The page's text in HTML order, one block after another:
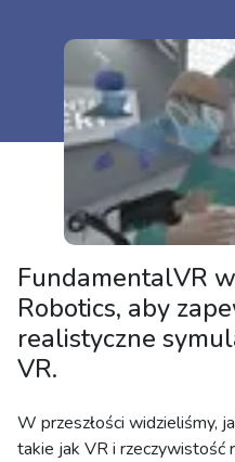
FundamentalVR
Robotics, aby
realistyczne
VR.
W przeszłości widzieliśmy,
takie jak VR i rzeczywistość